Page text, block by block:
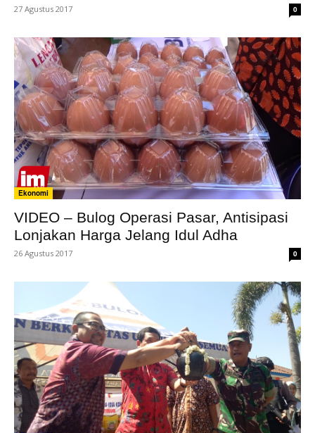
27 Agustus 2017 0
Ekonomi
VIDEO – Bulog Operasi Pasar, Antisipasi
Lonjakan Harga Jelang Idul Adha
26 Agustus 2017 0